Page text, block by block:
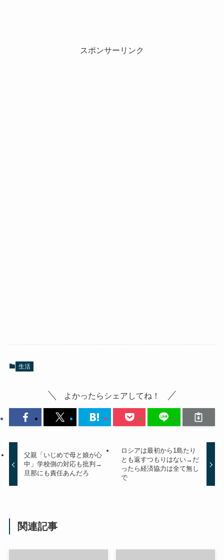
スポンサーリンク
生活
よかったらシェアしてね！
父親「いじめで母と娘が心
中」学校側の対応も批判→
旦那にも責任あんだろ
ロシアは最初から1島たり
とも返すつもりはない→だ
ったら経済協力は全て無し
で
関連記事